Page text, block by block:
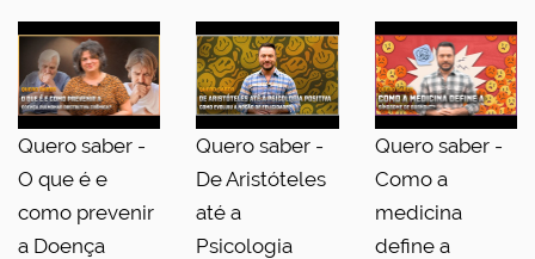
Quero saber -
O que é e
como prevenir
a Doença
Quero saber -
De Aristóteles
até a
Psicologia
Quero saber -
Como a
medicina
define a